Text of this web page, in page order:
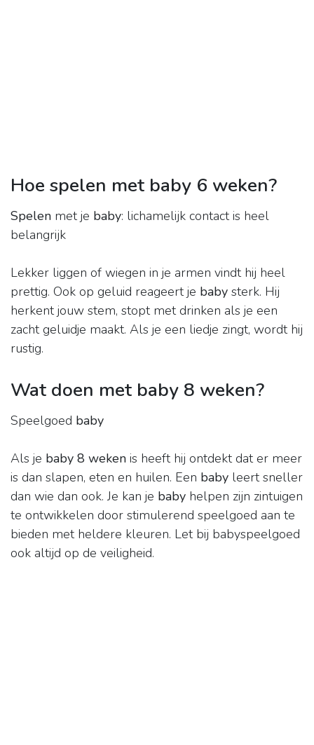
Hoe spelen met baby 6 weken?
Spelen met je baby: lichamelijk contact is heel
belangrijk
Lekker liggen of wiegen in je armen vindt hij heel
prettig. Ook op geluid reageert je baby sterk. Hij
herkent jouw stem, stopt met drinken als je een
zacht geluidje maakt. Als je een liedje zingt, wordt hij
rustig.
Wat doen met baby 8 weken?
Speelgoed baby
Als je baby 8 weken is heeft hij ontdekt dat er meer
is dan slapen, eten en huilen. Een baby leert sneller
dan wie dan ook. Je kan je baby helpen zijn zintuigen
te ontwikkelen door stimulerend speelgoed aan te
bieden met heldere kleuren. Let bij babyspeelgoed
ook altijd op de veiligheid.